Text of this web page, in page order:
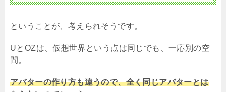
ということが、考えられそうです。
Uと OZは、仮想世界という点は同じでも、一応別の空
間。
アバターの作り方も違うので、全く同じアバターとは